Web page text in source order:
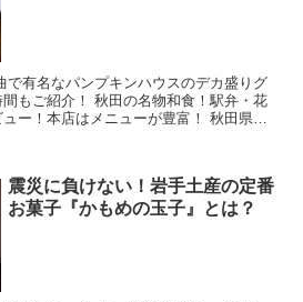
の名物和食！駅弁・花
本店はメニューが豊富！ 秋田県鹿
震災に負けない！岩手土産の定番
お菓子『かもめの玉子』とは？